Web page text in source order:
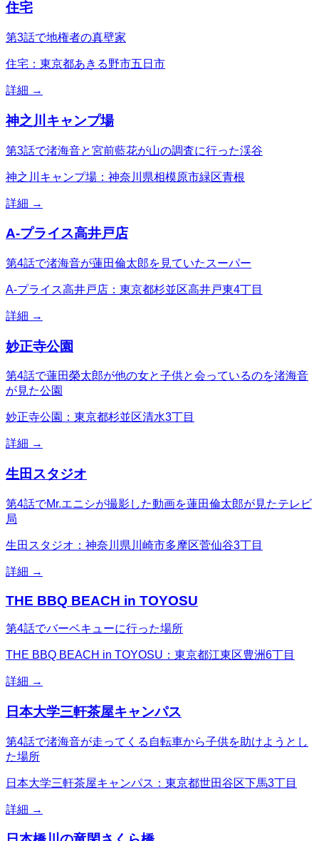
住宅
第3話で地権者の真壁家
住宅：東京都あきる野市五日市
詳細 →
神之川キャンプ場
第3話で渚海音と宮前藍花が山の調査に行った渓谷
神之川キャンプ場：神奈川県相模原市緑区青根
詳細 →
A-プライス高井戸店
第4話で渚海音が蓮田倫太郎を見ていたスーパー
A-プライス高井戸店：東京都杉並区高井戸東4丁目
詳細 →
妙正寺公園
第4話で蓮田榮太郎が他の女と子供と会っているのを渚海音
が見た公園
妙正寺公園：東京都杉並区清水3丁目
詳細 →
生田スタジオ
第4話でMr.エニシが撮影した動画を蓮田倫太郎が見たテレビ
局
生田スタジオ：神奈川県川崎市多摩区菅仙谷3丁目
詳細 →
THE BBQ BEACH in TOYOSU
第4話でバーベキューに行った場所
THE BBQ BEACH in TOYOSU：東京都江東区豊洲6丁目
詳細 →
日本大学三軒茶屋キャンパス
第4話で渚海音が走ってくる自転車から子供を助けようとし
た場所
日本大学三軒茶屋キャンパス：東京都世田谷区下馬3丁目
詳細 →